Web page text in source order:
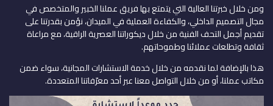
ومن خلال خبرتنا العالية التي يتمتع بها فريق عملنا الخبير والمتخصص في
مجال التصميم الداخلي، والكفاءة العملية في الميدان، نؤمن بقدرتنا على
تقديم أجمل التحف الفنية من خلال ديكوراتنا العصرية الراقية، مع مراعاة
ثقافة وتطلعات عملائنا وطموحاتهم.
هذا بالإضافة لما نقدمه من خلال خدمة الاستشارات المجانية، سواء ضمن
مكاتب عملنا، أو من خلال التواصل معنا عبر أحد معرّفاتنا المتعددة.